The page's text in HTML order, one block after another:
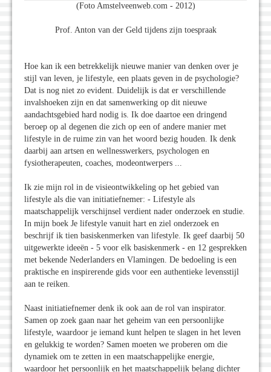
(Foto Amstelveenweb.com - 2012)
Prof. Anton van der Geld tijdens zijn toespraak
Hoe kan ik een betrekkelijk nieuwe manier van denken over je
stijl van leven, je lifestyle, een plaats geven in de psychologie?
Dat is nog niet zo evident. Duidelijk is dat er verschillende
invalshoeken zijn en dat samenwerking op dit nieuwe
aandachtsgebied hard nodig is. Ik doe daartoe een dringend
beroep op al degenen die zich op een of andere manier met
lifestyle in de ruime zin van het woord bezig houden. Ik denk
daarbij aan artsen en wellnesswerkers, psychologen en
fysiotherapeuten, coaches, modeontwerpers ...
Ik zie mijn rol in de visieontwikkeling op het gebied van
lifestyle als die van initiatiefnemer: - Lifestyle als
maatschappelijk verschijnsel verdient nader onderzoek en studie.
In mijn boek Je lifestyle vanuit hart en ziel onderzoek en
beschrijf ik tien basiskenmerken van lifestyle. Ik geef daarbij 50
uitgewerkte ideeën - 5 voor elk basiskenmerk - en 12 gesprekken
met bekende Nederlanders en Vlamingen. De bedoeling is een
praktische en inspirerende gids voor een authentieke levensstijl
aan te reiken.
Naast initiatiefnemer denk ik ook aan de rol van inspirator.
Samen op zoek gaan naar het geheim van een persoonlijke
lifestyle, waardoor je iemand kunt helpen te slagen in het leven
en gelukkig te worden? Samen moeten we proberen om die
dynamiek om te zetten in een maatschappelijke energie,
waardoor het persoonlijk en het maatschappelijk belang dichter